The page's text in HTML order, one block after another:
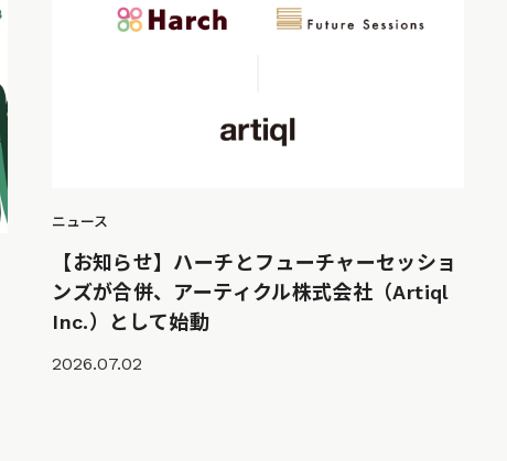
ニュース
【お知らせ】ハーチとフューチャーセッショ
ンズが合併、アーティクル株式会社（Artiql
Inc.）として始動
2026.07.02